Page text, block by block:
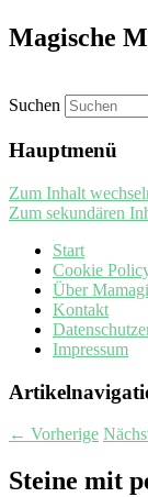
Magische
Suchen
Hauptmenü
Zum Inhalt
Zum sekundären
Start
Cookie
Über
Kontakt
Impressum
← Vorherige
Steine mit